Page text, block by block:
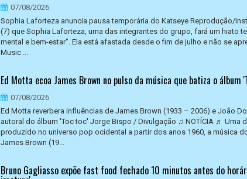
07/08/2026
Sophia Laforteza anuncia pausa temporária do Katseye Reprodução/
(7) que Sophia Laforteza, uma das integrantes do grupo, fará um hiato
mental e bem-estar". Ela está afastada desde o fim de julho e não se
Music ...
Ed Motta ecoa James Brown no pulso da música que batiza o álbum
07/08/2026
Ed Motta reverbera influências de James Brown (1933 – 2006) e João
autoral do álbum 'Toc toc' Jorge Bispo / Divulgação ♫ NOTÍCIA ♬ Uma
produzido no universo pop ocidental a partir dos anos 1960, a música
James Brown (19...
Bruno Gagliasso expõe fast food fechado 10 minutos antes do